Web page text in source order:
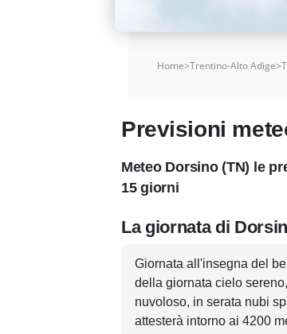
Home>Trentino-Alto Adige>
Previsioni
Meteo Dorsino (TN) le
15 giorni
La giornata di
Giornata all'insegna del
della giornata cielo
nuvoloso, in serata nubi
attesterà intorno ai 4200